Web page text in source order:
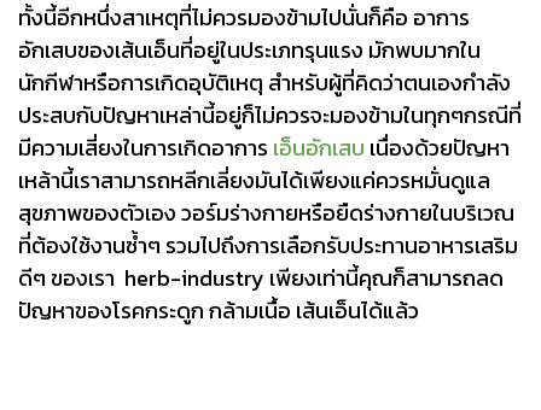
ทั้งนี้อีกหนึ่งสาเหตุที่ไม่ควรมองข้ามไปนั่นก็คือ อาการ
อักเสบของเส้นเอ็นที่อยู่ในประเภทรุนแรง มักพบมากใน
นักกีฬาหรือการเกิดอุบัติเหตุ สำหรับผู้ที่คิดว่าตนเองกำลัง
ประสบกับปัญหาเหล่านี้อยู่ก็ไม่ควรจะมองข้ามในทุกๆกรณีที่
มีความเสี่ยงในการเกิดอาการ เอ็นอักเสบ เนื่องด้วยปัญหา
เหล้านี้เราสามารถหลีกเลี่ยงมันได้เพียงแค่ควรหมั่นดูแล
สุขภาพของตัวเอง วอร์มร่างกายหรือยืดร่างกายในบริเวณ
ที่ต้องใช้งานซ้ำๆ รวมไปถึงการเลือกรับประทานอาหารเสริม
ดีๆ ของเรา herb-industry เพียงเท่านี้คุณก็สามารถลด
ปัญหาของโรคกระดูก กล้ามเนื้อ เส้นเอ็นได้แล้ว